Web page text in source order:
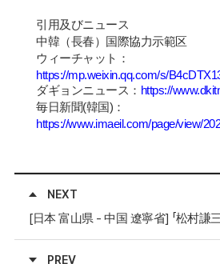
引用及びニュース
中韓（長春） 国際協力示範区
ウィーチャット：
https://mp.weixin.qq.com/s/
ダギョンニュ ース： https://
毎日新聞(韓国) ：
https://www.imaeil.com/page/view/
NEXT
PREV